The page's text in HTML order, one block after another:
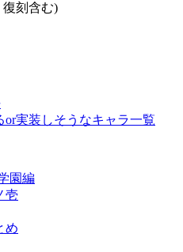
刻含む)
実装しそうなキャラ一覧
園編
壱
め